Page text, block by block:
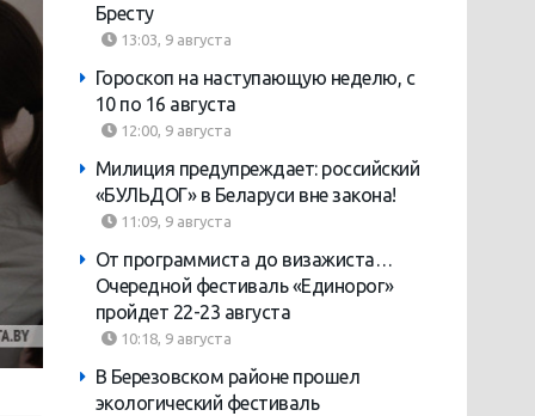
Бресту
13:03, 9 августа
Гороскоп на наступающую неделю, с
10 по 16 августа
12:00, 9 августа
Милиция предупреждает: российский
«БУЛЬДОГ» в Беларуси вне закона!
11:09, 9 августа
От программиста до визажиста…
Очередной фестиваль «Единорог»
пройдет 22-23 августа
10:18, 9 августа
В Березовском районе прошел
экологический фестиваль